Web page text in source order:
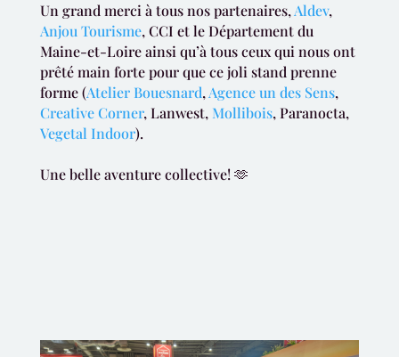
Un grand merci à tous nos partenaires, Aldev,
Anjou Tourisme, CCI et le Département du
Maine-et-Loire ainsi qu’à tous ceux qui nous ont
prêté main forte pour que ce joli stand prenne
forme (Atelier Bouesnard, Agence un des Sens,
Creative Corner, Lanwest, Mollibois, Paranocta,
Vegetal Indoor).
Une belle aventure collective!🫶